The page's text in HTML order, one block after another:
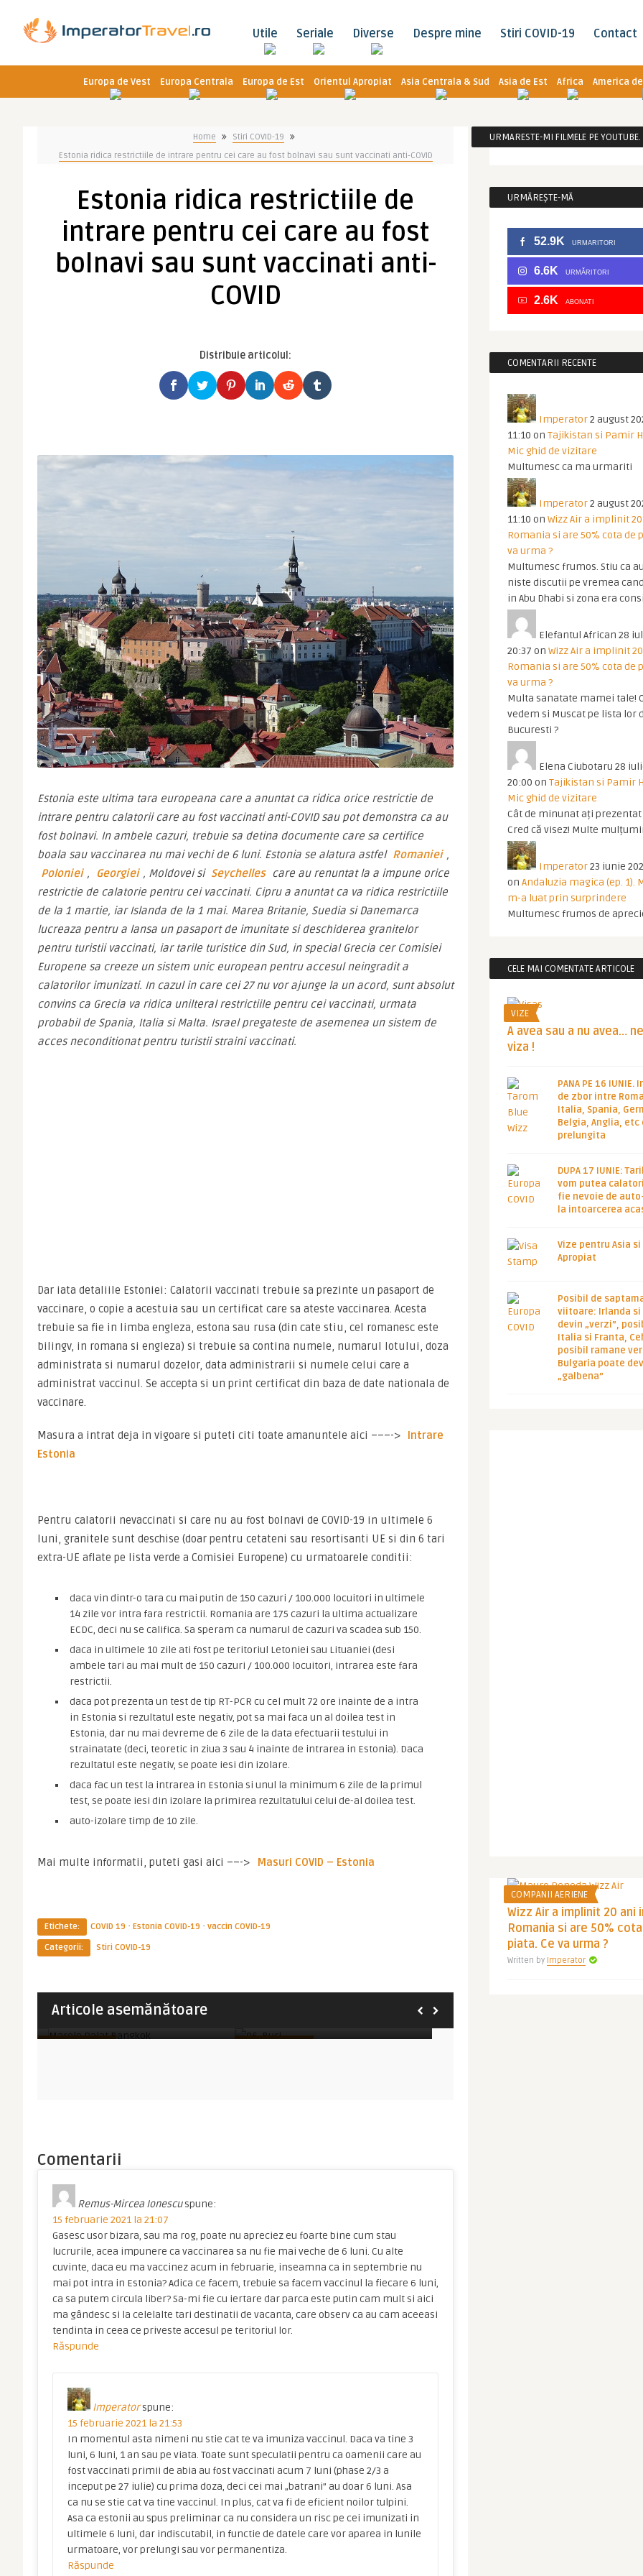
Utile Seriale Diverse Despre mine Stiri COVID-19 Contact
Europa de Vest Europa Centrala Europa de Est Orientul Apropiat Asia Centrala & Sud Asia de Est Africa America
Home
Stiri COVID-19
Estonia ridica restrictiile de intrare pentru cei care au fost bolnavi sau sunt vaccinati anti-COVID
Estonia ridica restrictiile de
intrare pentru cei care au fost
bolnavi sau sunt vaccinati anti-
COVID
Distribuie articolul:
Estonia este ultima tara europeana care a anuntat ca ridica orice restrictie de
intrare pentru calatorii care au fost vaccinati anti-COVID sau pot demonstra ca au
fost bolnavi. In ambele cazuri, trebuie sa detina documente care sa certifice
boala sau vaccinarea nu mai vechi de 6 luni. Estonia se alatura astfel Romaniei
Poloniei , Georgiei , Moldovei si Seychelles
care au renuntat la a impune orice
restrictie de calatorie pentru cei vaccinati. Cipru a anuntat ca va ridica restrictiile
de la 1 martie, iar Islanda de la 1 mai. Marea Britanie, Suedia si Danemarca
lucreaza pentru a lansa un pasaport de imunitate si deschiderea granitelor
pentru turistii vaccinati, iar tarile turistice din Sud, in special Grecia cer Comisiei
Europene sa creeze un sistem unic european pentru accesul neingradit a
calatorilor imunizati. In cazul in care cei 27 nu vor ajunge la un acord, sunt absolut
convins ca Grecia va ridica unilteral restrictiile pentru cei vaccinati, urmata
probabil de Spania, Italia si Malta. Israel pregateste de asemenea un sistem de
acces neconditionat pentru turistii straini vaccinati.
Dar iata detaliile Estoniei: Calatorii vaccinati trebuie sa prezinte un pasaport de
vaccinare, o copie a acestuia sau un certificat care sa ateste vaccinarea. Acesta
trebuie sa fie in limba engleza, estona sau rusa (din cate stiu, cel romanesc este
bilingv, in romana si engleza) si trebuie sa contina numele, numarul lotului, doza
administrata si numarul dozelor, data administrarii si numele celui care a
administrat vaccinul. Se accepta si un print certificat din baza de date nationala de
vaccinare.
Masura a intrat deja in vigoare si puteti citi toate amanuntele aici –––->
Intrare
Estonia
Pentru calatorii nevaccinati si care nu au fost bolnavi de COVID-19 in ultimele 6
luni, granitele sunt deschise (doar pentru cetateni sau resortisanti UE si din 6 tari
extra-UE aflate pe lista verde a Comisiei Europene) cu urmatoarele conditii:
daca vin dintr-o tara cu mai putin de 150 cazuri / 100.000 locuitori in ultimele
14 zile vor intra fara restrictii. Romania are 175 cazuri la ultima actualizare
ECDC, deci nu se califica. Sa speram ca numarul de cazuri va scadea sub 150.
daca in ultimele 10 zile ati fost pe teritoriul Letoniei sau Lituaniei (desi
ambele tari au mai mult de 150 cazuri / 100.000 locuitori, intrarea este fara
restrictii.
daca pot prezenta un test de tip RT-PCR cu cel mult 72 ore inainte de a intra
in Estonia si rezultatul este negativ, pot sa mai faca un al doilea test in
Estonia, dar nu mai devreme de 6 zile de la data efectuarii testului in
strainatate (deci, teoretic in ziua 3 sau 4 inainte de intrarea in Estonia). Daca
rezultatul este negativ, se poate iesi din izolare.
daca fac un test la intrarea in Estonia si unul la minimum 6 zile de la primul
test, se poate iesi din izolare la primirea rezultatului celui de-al doilea test.
auto-izolare timp de 10 zile.
Mai multe informatii, puteti gasi aici ––-> Masuri COVID – Estonia
Etichete: COVID 19 · Estonia COVID-19 · vaccin COVID-19
Categorii:
Stiri COVID-19
Articole asemănătoare
DE LA 1 MAI: Thailanda renunta la
Comentarii
Remus-Mircea Ionescu spune:
15 februarie 2021 la 21:07
Gasesc usor bizara, sau ma rog, poate nu apreciez eu foarte bine cum stau
lucrurile, acea impunere ca vaccinarea sa nu fie mai veche de 6 luni. Cu alte
cuvinte, daca eu ma vaccinez acum in februarie, inseamna ca in septembrie nu
mai pot intra in Estonia? Adica ce facem, trebuie sa facem vaccinul la fiecare 6 luni,
ca sa putem circula liber? Sa-mi fie cu iertare dar parca este putin cam mult si aici
ma gândesc si la celelalte tari destinatii de vacanta, care observ ca au cam aceeasi
tendinta in ceea ce priveste accesul pe teritoriul lor.
Răspunde
Imperator spune:
15 februarie 2021 la 21:53
In momentul asta nimeni nu stie cat te va imuniza vaccinul. Daca va tine 3
luni, 6 luni, 1 an sau pe viata. Toate sunt speculatii pentru ca oamenii care au
fost vaccinati primii de abia au fost vaccinati acum 7 luni (phase 2/3 a
inceput pe 27 iulie) cu prima doza, deci cei mai „batrani” au doar 6 luni. Asa
ca nu se stie cat va tine vaccinul. In plus, cat va fi de eficient noilor tulpini.
Asa ca estonii au spus preliminar ca nu considera un risc pe cei imunizati in
ultimele 6 luni, dar indiscutabil, in functie de datele care vor aparea in lunile
urmatoare, vor prelungi sau vor permanentiza.
Răspunde
URMARESTE-MI FILMELE PE YOUTUBE.
URMĂREȘTE-MĂ
52.9K URMARITORI
6.6K URMĂRITORI
2.6K ABONATI
COMENTARII RECENTE
Imperator2 august
11:10 on Tajikistan si Pamir
Mic ghid de vizitare
Multumesc ca ma urmariti
Imperator2 august
11:10 on Wizz Air a implinit
Romania si are 50% cota de
va urma ?
Multumesc frumos. Stiu ca
niste discutii pe vremea
in Abu Dhabi si zona era
Elefantul African 28
20:37 on Wizz Air a implinit
Romania si are 50% cota de
va urma ?
Multa sanatate mamei tale!
vedem si Muscat pe lista lor
Bucuresti ?
Elena Ciubotaru 28
20:00 on Tajikistan si Pamir
Mic ghid de vizitare
Cât de minunat ați prezentat
Cred că visez! Multe
Imperator23 iunie
on Andaluzia magica (ep. 1).
m-a luat prin surprindere
Multumesc frumos de
CELE MAI COMENTATE ARTICOLE
VIZE
A avea sau a nu avea…
viza !
PANA PE 16
de zbor intre
Italia, Spania,
Belgia, Anglia, etc
prelungita
DUPA 17 IUNIE:
vom putea
fie nevoie de
la intoarcerea
Vize pentru Asia si
Apropiat
Posibil de
viitoare: Irlanda si
devin „verzi”,
Italia si Franta,
posibil ramane
Bulgaria poate
„galbena”
COMPANII AERIENE
Wizz Air a implinit 20 ani
Romania si are 50%
piata. Ce va urma ?
Written by Imperator